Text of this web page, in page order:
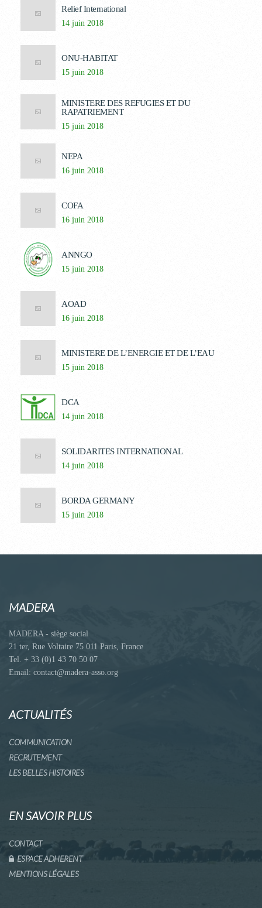
Relief International
14 juin 2018
ONU-HABITAT
15 juin 2018
MINISTERE DES REFUGIES ET DU
RAPATRIEMENT
15 juin 2018
NEPA
16 juin 2018
COFA
16 juin 2018
ANNGO
15 juin 2018
AOAD
16 juin 2018
MINISTERE DE L’ENERGIE ET DE L’EAU
15 juin 2018
DCA
14 juin 2018
SOLIDARITES INTERNATIONAL
14 juin 2018
BORDA GERMANY
15 juin 2018
MADERA
MADERA - siège social
21 ter, Rue Voltaire 75 011 Paris, France
Tel. + 33 (0)1 43 70 50 07
Email: contact@madera-asso.org
ACTUALITÉS
COMMUNICATION
RECRUTEMENT
LES BELLES HISTOIRES
EN SAVOIR PLUS
CONTACT
ESPACE ADHERENT
MENTIONS LÉGALES